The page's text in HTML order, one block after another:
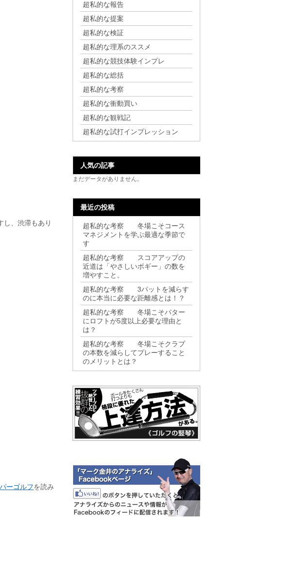
し、渋滞もあり
ーゴルフを読み
超私的な報告
超私的な提案
超私的な検証
超私的な理系のススメ
超私的な競技体験インプレ
超私的な総括
超私的な考察
超私的な衝動買い
超私的な観戦記
超私的な試打インプレッション
人気の記事
まだデータがありません。
最近の投稿
超私的な考察 冬場こそコース
マネジメントを学ぶ最適な季節で
す
超私的な考察 スコアアップの
近道は「やさしいボギー」の数を
増やすこと。
超私的な考察 3パットを減らす
のに本当に必要な距離感とは！？
超私的な考察 冬場こそパター
にロフトが5度以上必要な理由と
は？
超私的な考察 冬場こそクラブ
の本数を減らしてプレーすること
のメリットとは？